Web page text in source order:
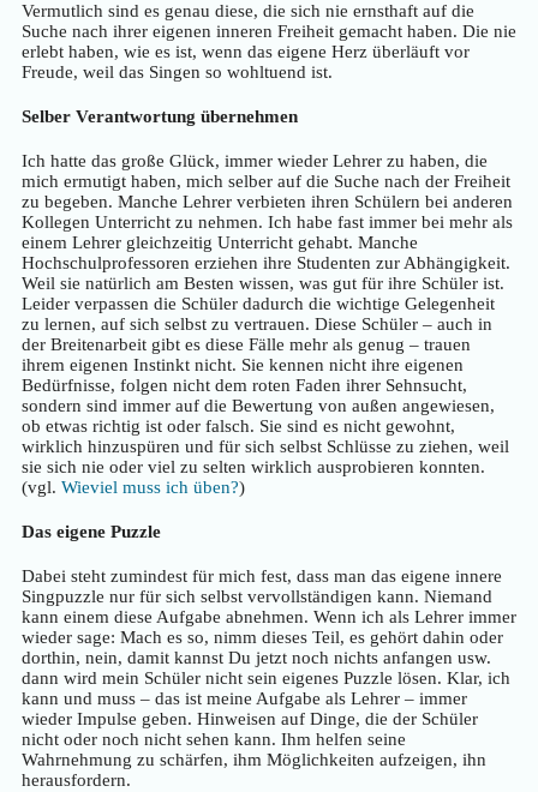
Vermutlich sind es genau diese, die sich nie ernsthaft auf die
Suche nach ihrer eigenen inneren Freiheit gemacht haben. Die nie
erlebt haben, wie es ist, wenn das eigene Herz überläuft vor
Freude, weil das Singen so wohltuend ist.
Selber Verantwortung übernehmen
Ich hatte das große Glück, immer wieder Lehrer zu haben, die
mich ermutigt haben, mich selber auf die Suche nach der Freiheit
zu begeben. Manche Lehrer verbieten ihren Schülern bei anderen
Kollegen Unterricht zu nehmen. Ich habe fast immer bei mehr als
einem Lehrer gleichzeitig Unterricht gehabt. Manche
Hochschulprofessoren erziehen ihre Studenten zur Abhängigkeit.
Weil sie natürlich am Besten wissen, was gut für ihre Schüler ist.
Leider verpassen die Schüler dadurch die wichtige Gelegenheit
zu lernen, auf sich selbst zu vertrauen. Diese Schüler – auch in
der Breitenarbeit gibt es diese Fälle mehr als genug – trauen
ihrem eigenen Instinkt nicht. Sie kennen nicht ihre eigenen
Bedürfnisse, folgen nicht dem roten Faden ihrer Sehnsucht,
sondern sind immer auf die Bewertung von außen angewiesen,
ob etwas richtig ist oder falsch. Sie sind es nicht gewohnt,
wirklich hinzuspüren und für sich selbst Schlüsse zu ziehen, weil
sie sich nie oder viel zu selten wirklich ausprobieren konnten.
(vgl. Wieviel muss ich üben?)
Das eigene Puzzle
Dabei steht zumindest für mich fest, dass man das eigene innere
Singpuzzle nur für sich selbst vervollständigen kann. Niemand
kann einem diese Aufgabe abnehmen. Wenn ich als Lehrer immer
wieder sage: Mach es so, nimm dieses Teil, es gehört dahin oder
dorthin, nein, damit kannst Du jetzt noch nichts anfangen usw.
dann wird mein Schüler nicht sein eigenes Puzzle lösen. Klar, ich
kann und muss – das ist meine Aufgabe als Lehrer – immer
wieder Impulse geben. Hinweisen auf Dinge, die der Schüler
nicht oder noch nicht sehen kann. Ihm helfen seine
Wahrnehmung zu schärfen, ihm Möglichkeiten aufzeigen, ihn
herausfordern.